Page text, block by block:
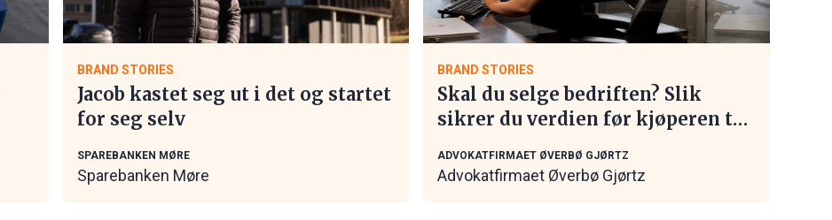
BRAND STORIES
Jacob kastet seg ut i det og startet
for seg selv
SPAREBANKEN MØRE
Sparebanken Møre
BRAND STORIES
Skal du selge bedriften? Slik
sikrer du verdien før kjøperen tar
ADVOKATFIRMAET ØVERBØ GJØRTZ
Advokatfirmaet Øverbø Gjørtz